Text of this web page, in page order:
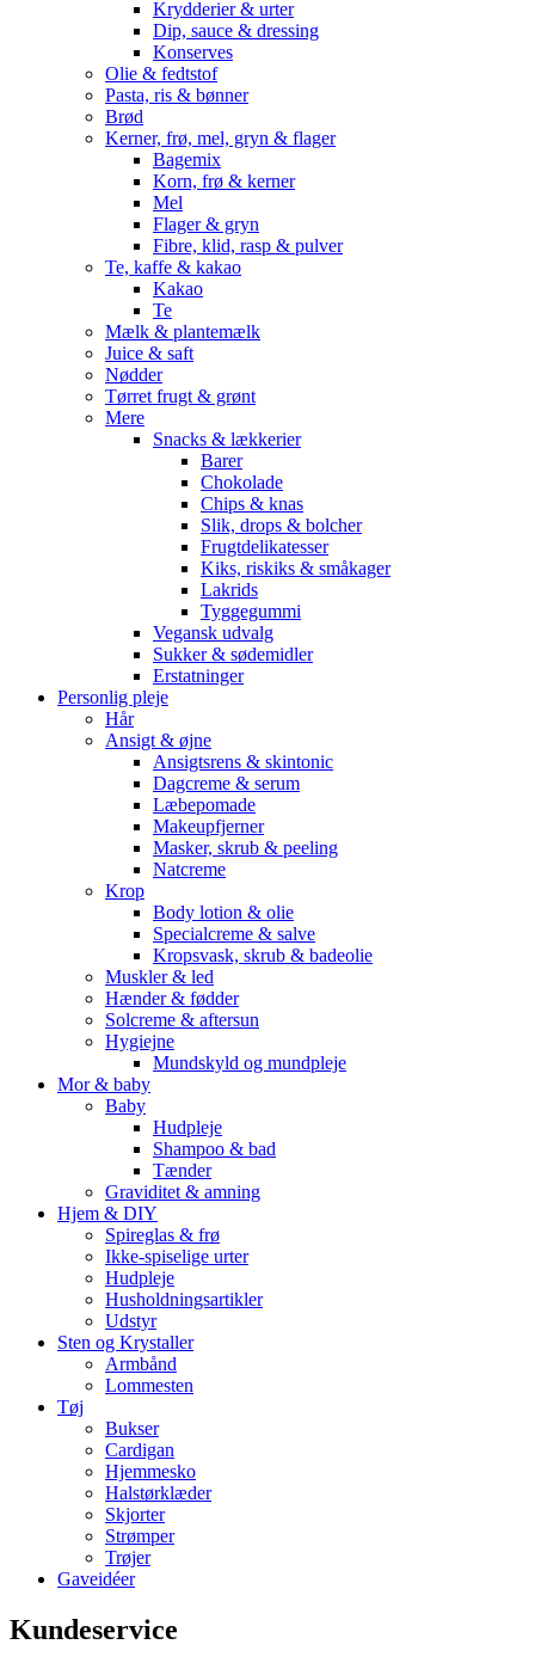
Krydderier & urter
Dip, sauce & dressing
Konserves
Olie & fedtstof
Pasta, ris & bønner
Brød
Kerner, frø, mel, gryn & flager
Bagemix
Korn, frø & kerner
Mel
Flager & gryn
Fibre, klid, rasp & pulver
Te, kaffe & kakao
Kakao
Te
Mælk & plantemælk
Juice & saft
Nødder
Tørret frugt & grønt
Mere
Snacks & lækkerier
Barer
Chokolade
Chips & knas
Slik, drops & bolcher
Frugtdelikatesser
Kiks, riskiks & småkager
Lakrids
Tyggegummi
Vegansk udvalg
Sukker & sødemidler
Erstatninger
Personlig pleje
Hår
Ansigt & øjne
Ansigtsrens & skintonic
Dagcreme & serum
Læbepomade
Makeupfjerner
Masker, skrub & peeling
Natcreme
Krop
Body lotion & olie
Specialcreme & salve
Kropsvask, skrub & badeolie
Muskler & led
Hænder & fødder
Solcreme & aftersun
Hygiejne
Mundskyld og mundpleje
Mor & baby
Baby
Hudpleje
Shampoo & bad
Tænder
Graviditet & amning
Hjem & DIY
Spireglas & frø
Ikke-spiselige urter
Hudpleje
Husholdningsartikler
Udstyr
Sten og Krystaller
Armbånd
Lommesten
Tøj
Bukser
Cardigan
Hjemmesko
Halstørklæder
Skjorter
Strømper
Trøjer
Gaveidéer
Kundeservice